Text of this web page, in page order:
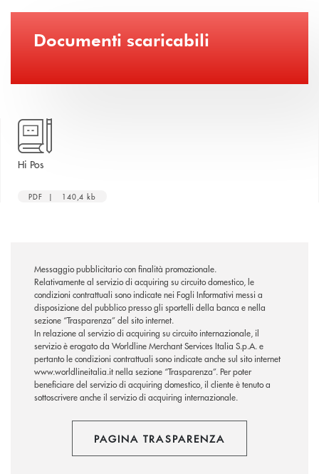
Documenti scaricabili
Hi Posapre una nuova finestra
PDF | 140,4 kb
Messaggio pubblicitario con finalità promozionale.
Relativamente al servizio di acquiring su circuito domestico, le
condizioni contrattuali sono indicate nei Fogli Informativi messi a
disposizione del pubblico presso gli sportelli della banca e nella
sezione “Trasparenza” del sito internet.
In relazione al servizio di acquiring su circuito internazionale, il
servizio è erogato da Worldline Merchant Services Italia S.p.A. e
pertanto le condizioni contrattuali sono indicate anche sul sito internet
www.worldlineitalia.it nella sezione “Trasparenza”. Per poter
beneficiare del servizio di acquiring domestico, il cliente è tenuto a
sottoscrivere anche il servizio di acquiring internazionale.
PAGINA TRASPARENZA